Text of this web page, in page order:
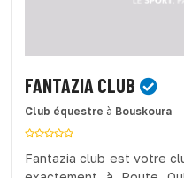
FANTAZIA CLUB
Club équestre à Bouskoura
Fantazia club est votre